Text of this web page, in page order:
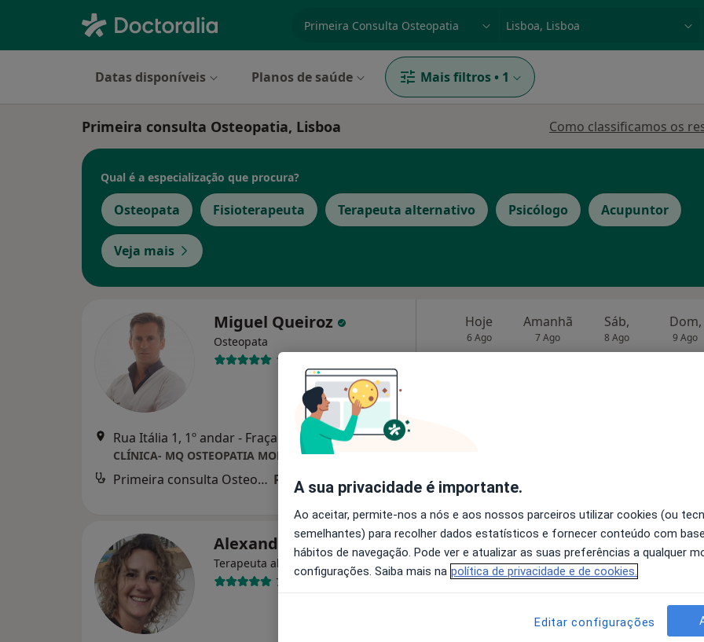
Datas disponíveis Planos de saúde Mais filtros • 1
Primeira consulta Osteopatia, Lisboa Como classificamos os
Qual é a especialização que procura?
Osteopata Fisioterapeuta Terapeuta alternativo Psicólogo Acupuntor
Veja mais
Miguel Queiroz
Osteopata
132 opiniões
Rua Itália 1, 1º andar - Fraçao-7, Cascais•Mapa
CLÍNICA- MQ OSTEOPATIA MODERNA
Primeira consulta Osteopatia Preço não disponível
Hoje
6 Ago
Amanhã
7 Ago
Sáb,
8 Ago
Dom,
9 Ago
Alexandra Gonçalves
Terapeuta alternativo, Osteopata
76 opiniões
Hoje
6 Ago
Amanhã
7 Ago
Sáb,
8 Ago
Dom,
9 Ago
O agendamento online não está
disponível
A sua privacidade é importante.
Ao aceitar, permite-nos a nós e aos nossos parceiros utilizar cookies (ou
semelhantes) para recolher dados estatísticos e fornecer conteúdo com
hábitos de navegação. Pode ver e atualizar as suas preferências a qualquer
configurações. Saiba mais na política de privacidade e de cookies.
Editar configurações